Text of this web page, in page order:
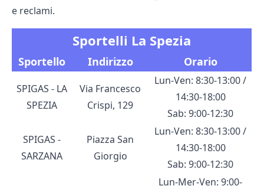
e reclami.
Sportelli La Spezia
Sportello Indirizzo Orario
SPIGAS - LA
SPEZIA
Via Francesco
Crispi, 129
Lun-Ven: 8:30-13:00 /
14:30-18:00
Sab: 9:00-12:30
SPIGAS -
SARZANA
Piazza San
Giorgio
Lun-Ven: 8:30-13:00 /
14:30-18:00
Sab: 9:00-12:30
Lun-Mer-Ven: 9:00-